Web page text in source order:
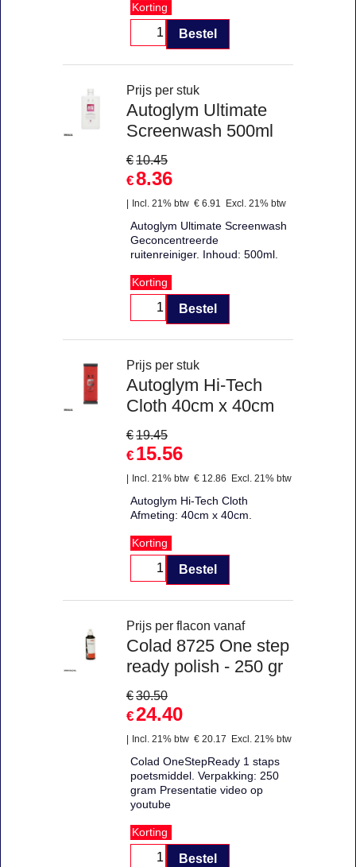
Korting
Bestel
Prijs per stuk
Autoglym Ultimate
Screenwash 500ml
€10.45
€8.36
Incl. 21% btw € 6.91 Excl. 21% btw
Autoglym Ultimate Screenwash
Geconcentreerde
ruitenreiniger. Inhoud: 500ml.
Korting
Bestel
Prijs per stuk
Autoglym Hi-Tech
Cloth 40cm x 40cm
€19.45
€ 15.56
Incl. 21% btw € 12.86 Excl. 21% btw
Autoglym Hi-Tech Cloth
Afmeting: 40cm x 40cm.
Korting
Bestel
Prijs per flacon vanaf
Colad 8725 One step
ready polish - 250 gr
€30.50
€24.40
Incl. 21% btw € 20.17 Excl. 21% btw
Colad OneStepReady 1 staps
poetsmiddel. Verpakking: 250
gram Presentatie video op
youtube
Korting
Bestel